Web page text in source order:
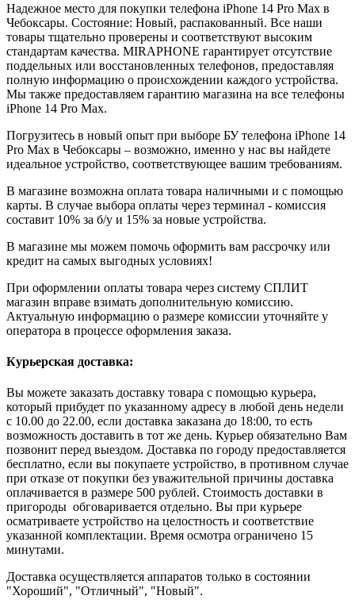
Надежное место для покупки телефона iPhone 14 Pro Max в
Чебоксары. Состояние: Новый, распакованный. Все наши
товары тщательно проверены и соответствуют высоким
стандартам качества. MIRAPHONE гарантирует отсутствие
поддельных или восстановленных телефонов, предоставляя
полную информацию о происхождении каждого устройства.
Мы также предоставляем гарантию магазина на все телефоны
iPhone 14 Pro Max.
Погрузитесь в новый опыт при выборе БУ телефона iPhone 14
Pro Max в Чебоксары – возможно, именно у нас вы найдете
идеальное устройство, соответствующее вашим требованиям.
В магазине возможна оплата товара наличными и с помощью
карты. В случае выбора оплаты через терминал - комиссия
составит 10% за б/у и 15% за новые устройства.
В магазине мы можем помочь оформить вам рассрочку или
кредит на самых выгодных условиях!
При оформлении оплаты товара через систему СПЛИТ
магазин вправе взимать дополнительную комиссию.
Актуальную информацию о размере комиссии уточняйте у
оператора в процессе оформления заказа.
Курьерская доставка:
Вы можете заказать доставку товара с помощью курьера,
который прибудет по указанному адресу в любой день недели
с 10.00 до 22.00, если доставка заказана до 18:00, то есть
возможность доставить в тот же день. Курьер обязательно Вам
позвонит перед выездом. Доставка по городу предоставляется
бесплатно, если вы покупаете устройство, в противном случае
при отказе от покупки без уважительной причины доставка
оплачивается в размере 500 рублей. Стоимость доставки в
пригороды обговаривается отдельно. Вы при курьере
осматриваете устройство на целостность и соответствие
указанной комплектации. Время осмотра ограничено 15
минутами.
Доставка осуществляется аппаратов только в состоянии
"Хороший", "Отличный", "Новый".